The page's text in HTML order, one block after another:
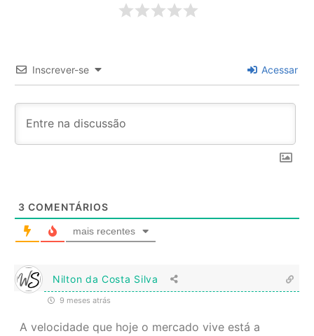
Inscrever-se Acessar
3 COMENTÁRIOS
mais recentes
Nilton da Costa Silva
9 meses atrás
A velocidade que hoje o mercado vive está a